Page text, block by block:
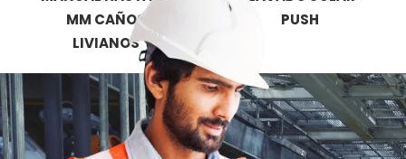
MM CAÑOS
LIVIANOS
PUSH